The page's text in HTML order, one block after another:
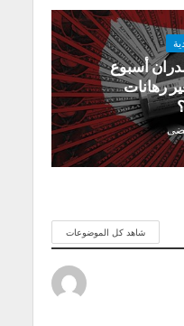
أسبوع
رهانات
شاهد كل الموضوعات